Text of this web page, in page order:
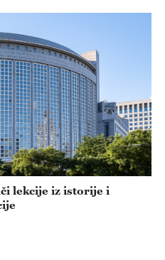
lekcije iz istorije i